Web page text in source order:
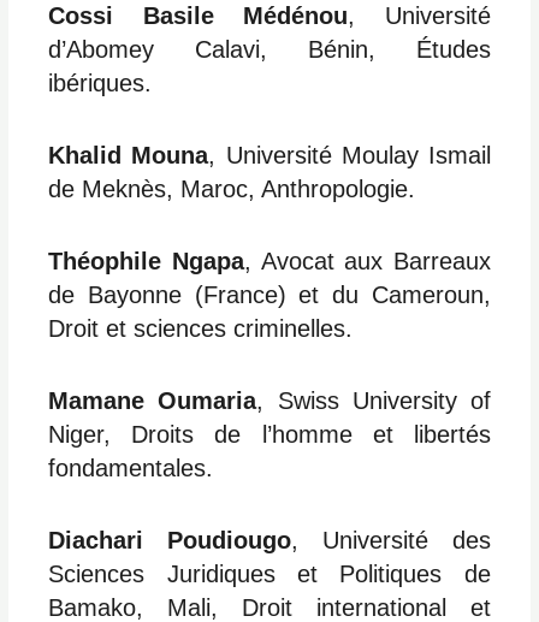
Cossi Basile Médénou, Université
d’Abomey Calavi, Bénin, Études
ibériques.
Khalid Mouna, Université Moulay Ismail
de Meknès, Maroc, Anthropologie.
Théophile Ngapa, Avocat aux Barreaux
de Bayonne (France) et du Cameroun,
Droit et sciences criminelles.
Mamane Oumaria, Swiss University of
Niger, Droits de l’homme et libertés
fondamentales.
Diachari Poudiougo, Université des
Sciences Juridiques et Politiques de
Bamako, Mali, Droit international et